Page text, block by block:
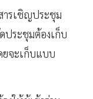
ารเชิญประชุม
ประชุมต้องเก็บ
ยจะเก็บแบบ